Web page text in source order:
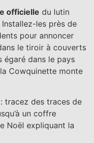
officielle du lutin
les près de
pour annoncer
le tiroir à couverts
égaré dans le pays
Cowquinette monte
: tracez des traces de
un coffre
Noël expliquant la